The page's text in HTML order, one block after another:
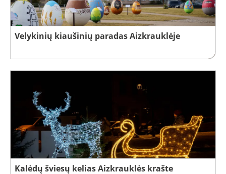
Velykinių kiaušinių paradas Aizkrauklėje
Kalėdų šviesų kelias Aizkrauklės krašte